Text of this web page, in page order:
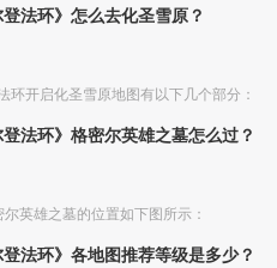
登法环》怎么去化圣雪原？
环开启化圣雪原地图有以下几个部分：
登法环》格密尔英雄之墓怎么过？
尔英雄之墓的位置如下图所示：
登法环》各地图推荐等级是多少？